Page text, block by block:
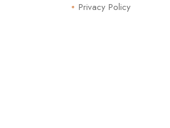
Privacy Policy